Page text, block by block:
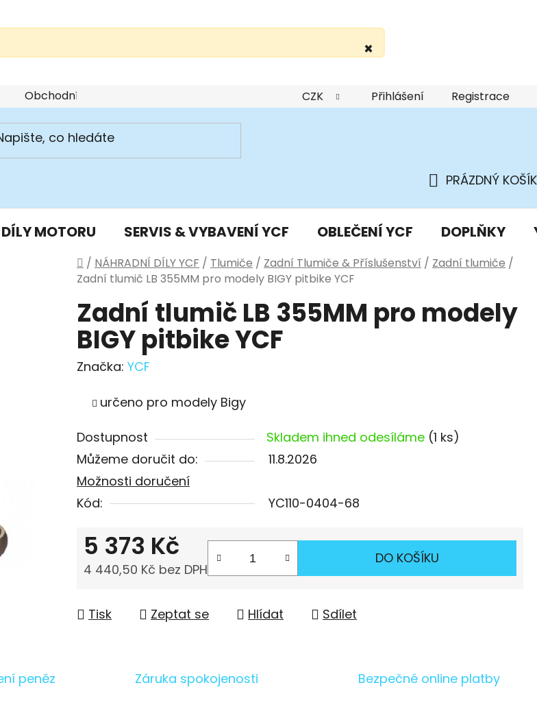
×
Obchodní podmínky Podmínky ochrany osobních údajů
CZK Přihlášení Registrace
KOŠÍK
PRÁZDNÝ KOŠÍK
MOTORU SERVIS & VYBAVENÍ YCF OBLEČENÍ YCF DOPLŇKY
Domů
/ NÁHRADNÍ DÍLY YCF / Tlumiče / Zadní Tlumiče & Příslušenství / Zadní tlumiče /
Zadní tlumič LB 355MM pro modely BIGY pitbike YCF
Zadní tlumič LB 355MM pro modely
BIGY pitbike YCF
Značka: YCF
určeno pro modely Bigy
Dostupnost Skladem ihned odesíláme (1 ks)
Můžeme doručit do:
11.8.2026
Možnosti doručení
Kód:
YC110-0404-68
5 373 Kč
4 440,50 Kč bez DPH
DO KOŠÍKU
Tisk Zeptat se Hlídat Sdílet
peněz Záruka spokojenosti Bezpečné online platby